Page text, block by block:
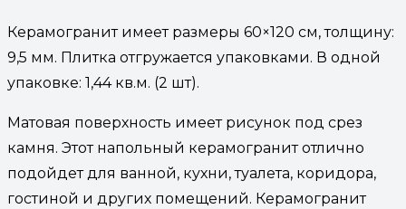
Керамогранит имеет размеры 60×120 см, толщину:
9,5 мм. Плитка отгружается упаковками. В одной
упаковке: 1,44 кв.м. (2 шт).
Матовая поверхность имеет рисунок под срез
камня. Этот напольный керамогранит отлично
подойдет для ванной, кухни, туалета, коридора,
гостиной и других помещений. Керамогранит